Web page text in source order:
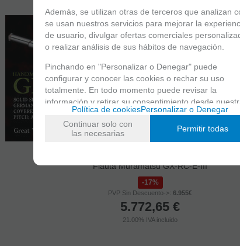
Flauta Muramatsu GX-RC-E-III
17%
PVP Sin Descuento->: 6.955€
5.772,65 €
21.00% IVA incluido
Además, se utilizan otras de terceros que analizan
se usan nuestros servicios para mejorar la
de usuario, divulgar ofertas comerciales
o realizar análisis de sus hábitos de navegación.
Pinchando en "Personalizar o Denegar" puede
configurar y conocer las cookies o rechar su uso
totalmente. En todo momento puede revisar la
información y retirar su consentimiento desde
sección de política de cookies.
Política de cookiesPersonalizar o Denegar
Continuar solo con
las necesarias
Permitir todas